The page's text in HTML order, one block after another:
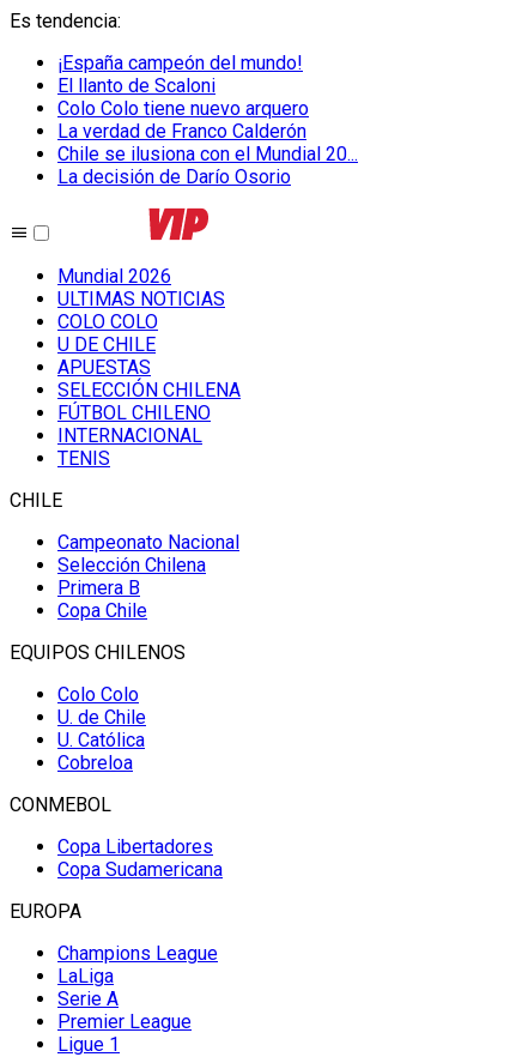
Es tendencia:
¡España campeón del mundo!
El llanto de Scaloni
Colo Colo tiene nuevo arquero
La verdad de Franco Calderón
Chile se ilusiona con el Mundial 20...
La decisión de Darío Osorio
Mundial 2026
ULTIMAS NOTICIAS
COLO COLO
U DE CHILE
APUESTAS
SELECCIÓN CHILENA
FÚTBOL CHILENO
INTERNACIONAL
TENIS
CHILE
Campeonato Nacional
Selección Chilena
Primera B
Copa Chile
EQUIPOS CHILENOS
Colo Colo
U. de Chile
U. Católica
Cobreloa
CONMEBOL
Copa Libertadores
Copa Sudamericana
EUROPA
Champions League
LaLiga
Serie A
Premier League
Ligue 1